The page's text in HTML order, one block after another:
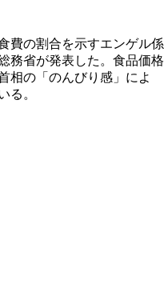
費の割合を示すエンゲル係
務省が発表した。食品価格
相の「のんびり感」によ
る。